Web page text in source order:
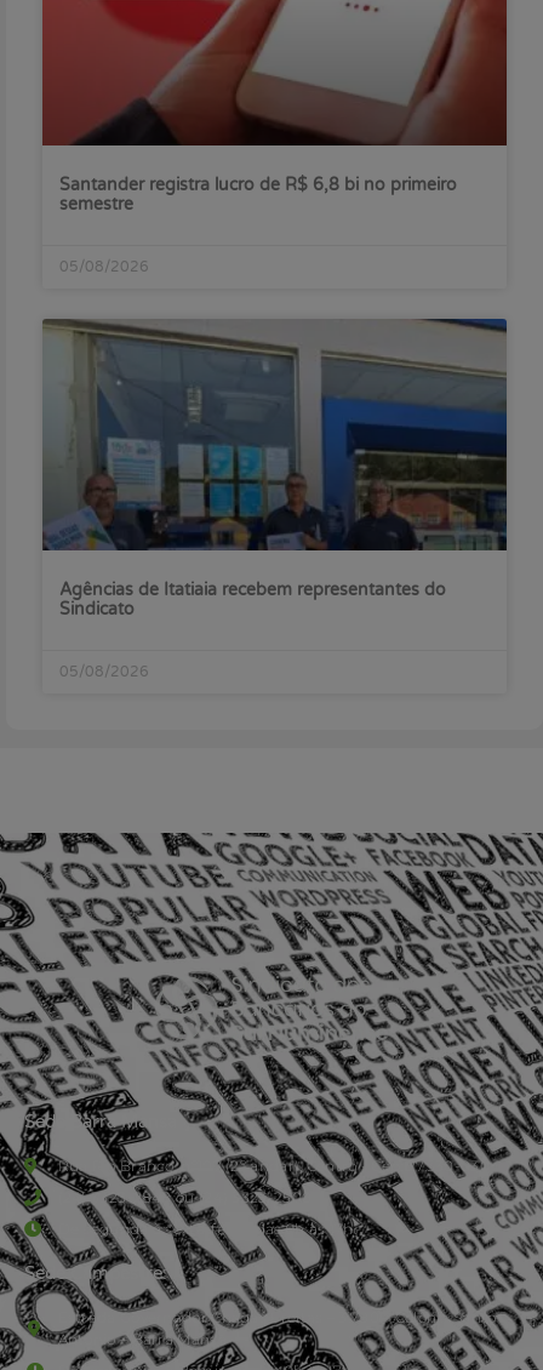
Santander registra lucro de R$ 6,8 bi no primeiro
semestre
05/08/2026
Agências de Itatiaia recebem representantes do
Sindicato
05/08/2026
Sede Barra Mansa
Rua Rio Branco, nº107 (2º andar), Centro - Cep: 27.330-030
(24) 3323-2848 ou (24) 3323-2500
De segunda à sexta-feira , das 9h às 17h.
Sede Campestre:
Estrada Governador Chagas Freitas – 3.780 – Colônia Santo
Antônio – Barra Mansa